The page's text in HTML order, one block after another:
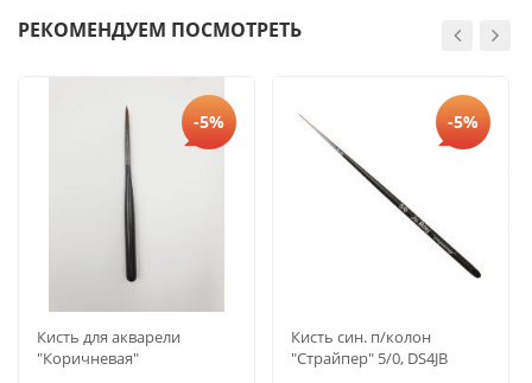
РЕКОМЕНДУЕМ ПОСМОТРЕТЬ
-5%
Кисть для акварели
"Коричневая"
-5%
Кисть син. п/колон
"Страйпер" 5/0, DS4JB